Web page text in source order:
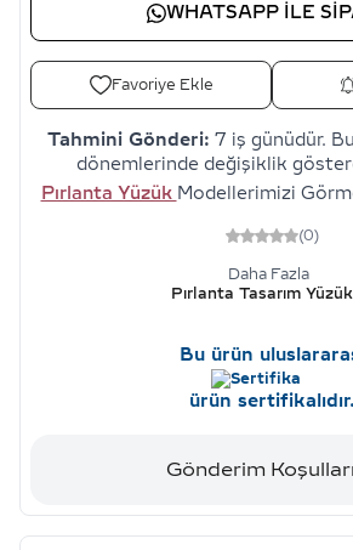
WHATSAPP ILE
Favoriye Ekle
Tahmini Gönderi: 7 iş günüdür.
dönemlerinde değişiklik
Pırlanta Yüzük Modellerimizi
(0)
Daha Fazla
Pırlanta Tasarım
Bu ürün
ürün sertifikalıdır.
Gönderim Koşulları